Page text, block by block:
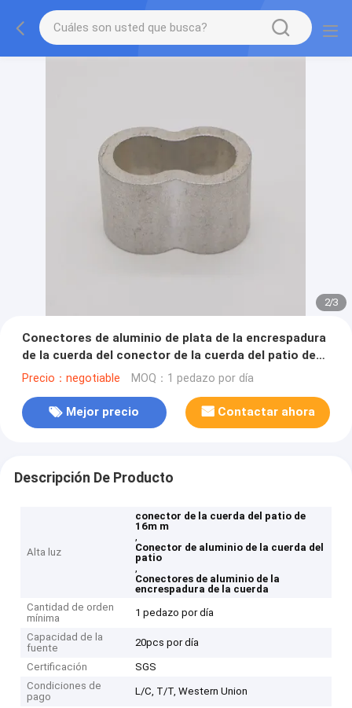
2/3
Conectores de aluminio de plata de la encrespadura
de la cuerda del conector de la cuerda del patio de
16m m
Precio：negotiable MOQ：1 pedazo por día
Mejor precio Contactar ahora
Descripción De Producto
Alta luz
conector de la cuerda del patio de
16m m
,
Conector de aluminio de la cuerda del
patio
,
Conectores de aluminio de la
encrespadura de la cuerda
Cantidad de orden
mínima
1 pedazo por día
Capacidad de la
fuente
20pcs por día
Certificación
SGS
Condiciones de
pago
L/C, T/T, Western Union